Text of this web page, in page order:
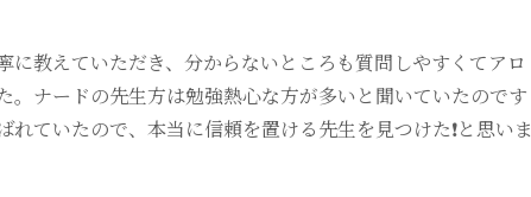
教えていただき、分からないところも質問しやすくてアロ
ナードの先生方は勉強熱心な方が多いと聞いていたのです
ていたので、本当に信頼を置ける先生を見つけた❗と思いま